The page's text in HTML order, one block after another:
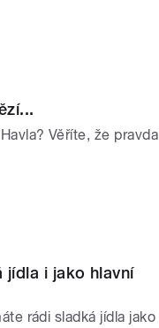
Věříte, že pravda
jídla i jako hlavní
rádi sladká jídla jako